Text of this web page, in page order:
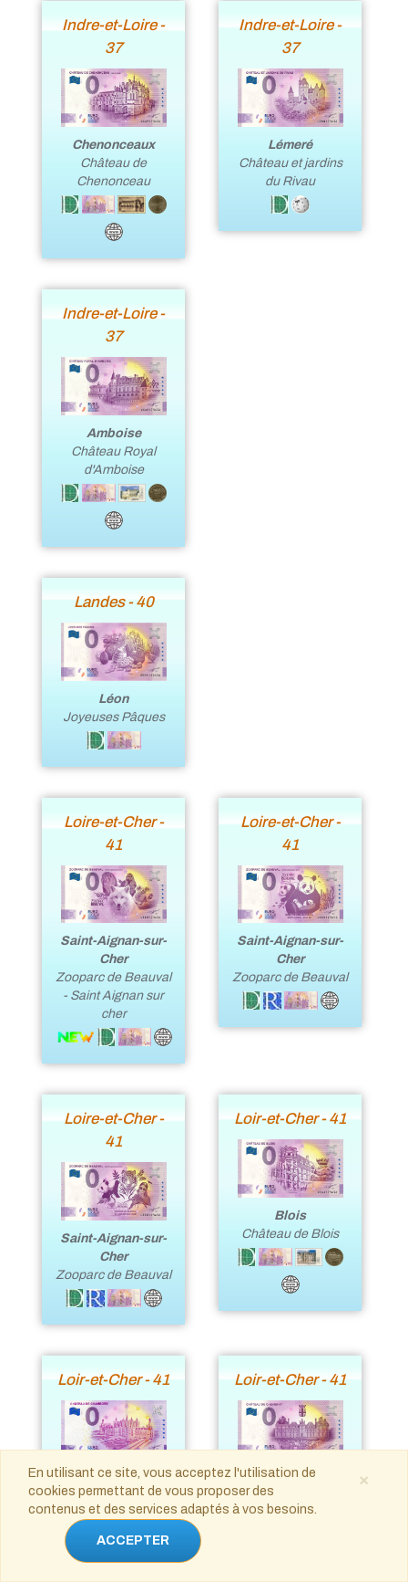
Indre-et-Loire -
37
Chenonceaux
Château de
Chenonceau
Indre-et-Loire -
37
Lémeré
Château et jardins
du Rivau
Indre-et-Loire -
37
Amboise
Château Royal
d'Amboise
Landes - 40
Léon
Joyeuses Pâques
Loire-et-Cher -
41
Saint-Aignan-sur-
Cher
Zooparc de Beauval
- Saint Aignan sur
cher
Loire-et-Cher -
41
Saint-Aignan-sur-
Cher
Zooparc de Beauval
Loire-et-Cher -
41
Saint-Aignan-sur-
Cher
Zooparc de Beauval
Loir-et-Cher - 41
Blois
Château de Blois
Loir-et-Cher - 41
Chambord
Château de
Chambord
Loir-et-Cher - 41
Cheverny
Château de
Cheverny
×
En utilisant ce site, vous acceptez l'utilisation de
cookies permettant de vous proposer des
contenus et des services adaptés à vos besoins.
ACCEPTER